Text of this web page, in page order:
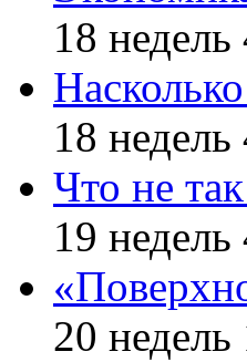
18 недель
18 недель
Что не
19 недель
20 недель